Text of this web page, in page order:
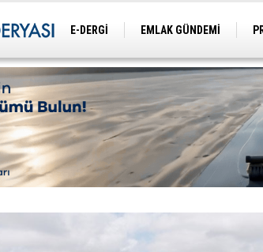
E-DERGİ EMLAK GÜNDEMİ